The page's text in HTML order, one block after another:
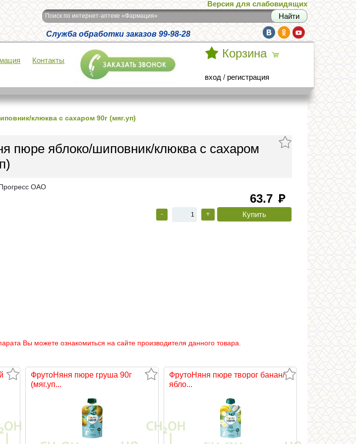
Версия для слабовидящих
Поиск по интернет-аптеке «Фармация»
Служба обработки заказов 99-98-28
Контакты
Корзина
вход / регистрация
клюква с сахаром 90г (мяг.уп)
пюре яблоко/шиповник/клюква с сахаром
ОАО
63.7 руб
- +
Вы можете ознакомиться на сайте производителя данного товара.
ФрутоНяня пюре груша 90г
(мяг.уп...
ФрутоНяня пюре творог банан/
ябло...